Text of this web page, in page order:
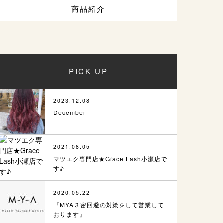
商品紹介
PICK UP
2023.12.08
December
2021.08.05
マツエク専門店★Grace Lash小瀬店で
す♪
2020.05.22
『MYA３密回避の対策をして営業して
おります』